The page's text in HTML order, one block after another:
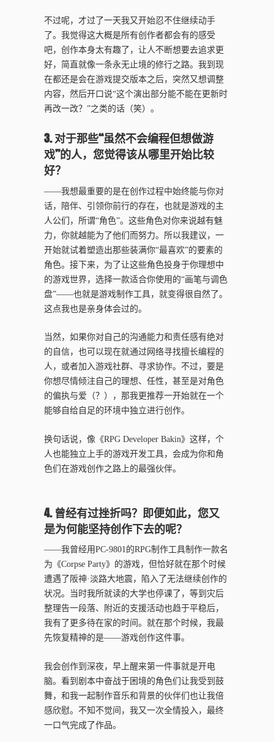
不过呢，才过了一天我又开始忍不住继续动手
了。我觉得这大概是所有创作者都会有的感受
吧，创作本身太有趣了，让人不断想要去追求更
好，简直就像一条永无止境的修行之路。我到现
在都还是会在游戏提交版本之后，突然又想调整
内容，然后开口说“这个演出部分能不能在更新时
再改一改？”之类的话（笑）。
3. 对于那些“虽然不会编程但想做游
戏”的人，您觉得该从哪里开始比较
好？
——我想最重要的是在创作过程中始终能与你对
话，陪伴、引领你前行的存在，也就是游戏的主
人公们，所谓“角色”。这些角色对你来说越有魅
力，你就越能为了他们而努力。所以我建议，一
开始就试着塑造出那些装满你“最喜欢”的要素的
角色。接下来，为了让这些角色投身于你理想中
的游戏世界，选择一款适合你使用的“画笔与调色
盘”——也就是游戏制作工具，就变得很自然了。
这点我也是亲身体会过的。
当然，如果你对自己的沟通能力和责任感有绝对
的自信，也可以现在就通过网络寻找擅长编程的
人，或者加入游戏社群、寻求协作。不过，要是
你想尽情倾注自己的理想、任性，甚至是对角色
的偏执与爱（？），那我更推荐一开始就在一个
能够自给自足的环境中独立进行创作。
换句话说，像《RPG Developer Bakin》这样，个
人也能独立上手的游戏开发工具，会成为你和角
色们在游戏创作之路上的最强伙伴。
4. 曾经有过挫折吗？即便如此，您又
是为何能坚持创作下去的呢？
——我曾经用PC-9801的RPG制作工具制作一款名
为《Corpse Party》的游戏，但恰好就在那个时候
遭遇了阪神·淡路大地震，陷入了无法继续创作的
状况。当时我所就读的大学也停课了，等到灾后
整理告一段落、附近的支援活动也趋于平稳后，
我有了更多待在家的时间。就在那个时候，我最
先恢复精神的是——游戏创作这件事。
我会创作到深夜，早上醒来第一件事就是开电
脑。看到剧本中奋战于困境的角色们让我受到鼓
舞，和我一起制作音乐和背景的伙伴们也让我倍
感欣慰。不知不觉间，我又一次全情投入，最终
一口气完成了作品。